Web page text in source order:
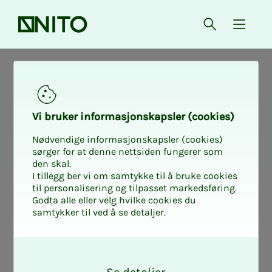
Forsiden Åpne søk
{
Søk­­­nad for stu­­­
den­­­ter uten
norsk fød­­­sel­s­­­
num­­­mer
Vi bru­­­ker in­­­for­­­ma­­­sjons­­­kaps­­­­­ler (cookies)
Nødvendige informasjonskapsler (cookies)
sørger for at denne nettsiden fungerer som
den skal.
I tillegg ber vi om samtykke til å bruke cookies
til personalisering og tilpasset markedsføring.
Godta alle eller velg hvilke cookies du
samtykker til ved å se detaljer.